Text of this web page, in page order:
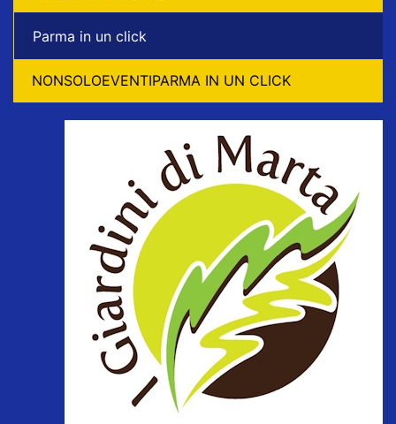
Parma in un click
NONSOLOEVENTIPARMA IN UN CLICK